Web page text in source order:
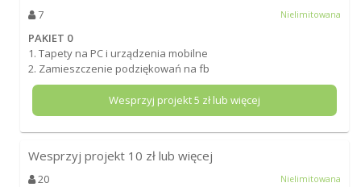
7 Nielimitowana
PAKIET 0
1. Tapety na PC i urządzenia mobilne
2. Zamieszczenie podziękowań na fb
Wesprzyj projekt5 zł lub więcej
Wesprzyj projekt 10 zł lub więcej
20 Nielimitowana